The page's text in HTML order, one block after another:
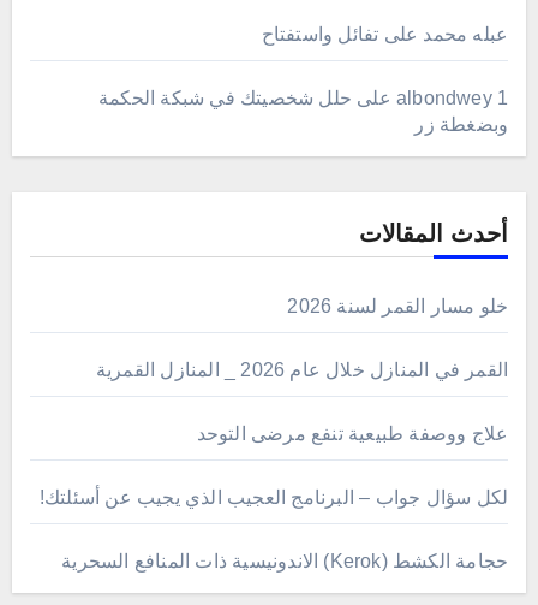
عبله محمد على تفائل واستفتاح
albondwey 1على حلل شخصيتك في شبكة الحكمة
وبضغطة زر
أحدث المقالات
خلو مسار القمر لسنة 2026
القمر في المنازل خلال عام 2026 _ المنازل القمرية
علاج ووصفة طبيعية تنفع مرضى التوحد
لكل سؤال جواب – البرنامج العجيب الذي يجيب عن أسئلتك!
حجامة الكشط (Kerok) الاندونيسية ذات المنافع السحرية